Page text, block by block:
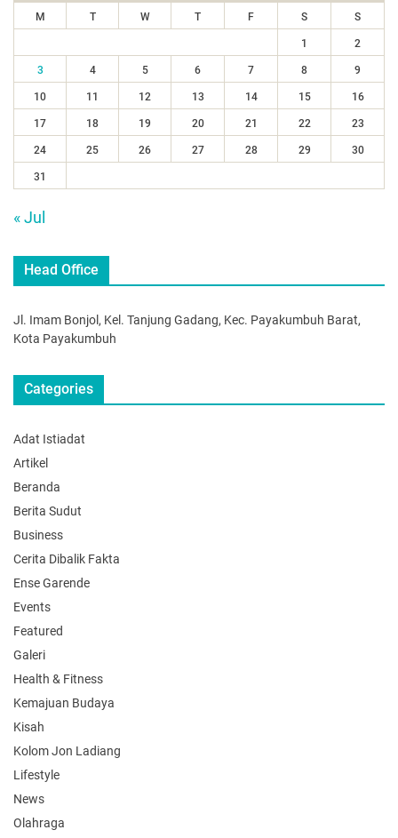
M T W T F S S
1 2
3 4 5 6 7 8 9
10 11 12 13 14 15 16
17 18 19 20 21 22 23
24 25 26 27 28 29 30
31
« Jul
Head Office
Jl. Imam Bonjol, Kel. Tanjung Gadang, Kec. Payakumbuh Barat,
Kota Payakumbuh
Categories
Adat Istiadat
Artikel
Beranda
Berita Sudut
Business
Cerita Dibalik Fakta
Ense Garende
Events
Featured
Galeri
Health & Fitness
Kemajuan Budaya
Kisah
Kolom Jon Ladiang
Lifestyle
News
Olahraga